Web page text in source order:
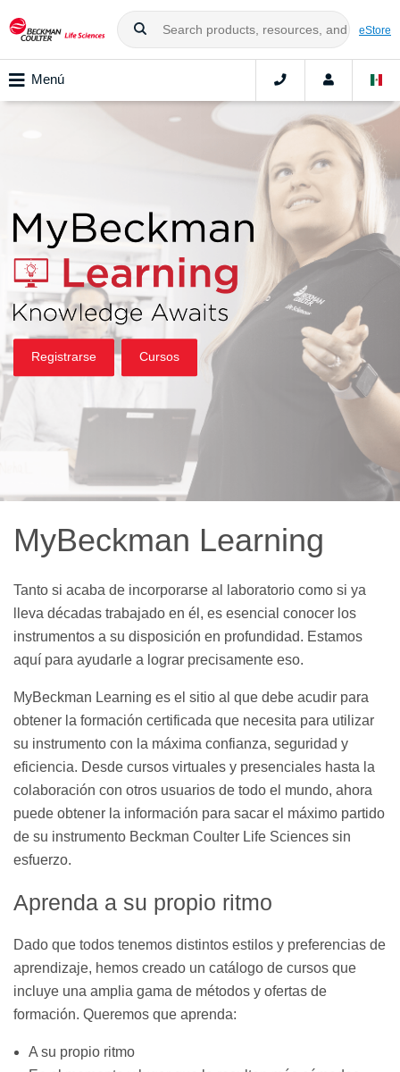
eStore
Menú
Registrarse Cursos
MyBeckman Learning
Tanto si acaba de incorporarse al laboratorio como si ya
lleva décadas trabajado en él, es esencial conocer los
instrumentos a su disposición en profundidad. Estamos
aquí para ayudarle a lograr precisamente eso.
MyBeckman Learning es el sitio al que debe acudir para
obtener la formación certificada que necesita para utilizar
su instrumento con la máxima confianza, seguridad y
eficiencia. Desde cursos virtuales y presenciales hasta la
colaboración con otros usuarios de todo el mundo, ahora
puede obtener la información para sacar el máximo partido
de su instrumento Beckman Coulter Life Sciences sin
esfuerzo.
Aprenda a su propio ritmo
Dado que todos tenemos distintos estilos y preferencias de
aprendizaje, hemos creado un catálogo de cursos que
incluye una amplia gama de métodos y ofertas de
formación. Queremos que aprenda:
A su propio ritmo